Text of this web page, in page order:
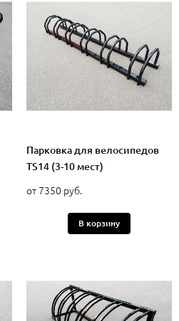
Парковка для велосипедов
TS14 (3-10 мест)
от 7350 руб.
В корзину